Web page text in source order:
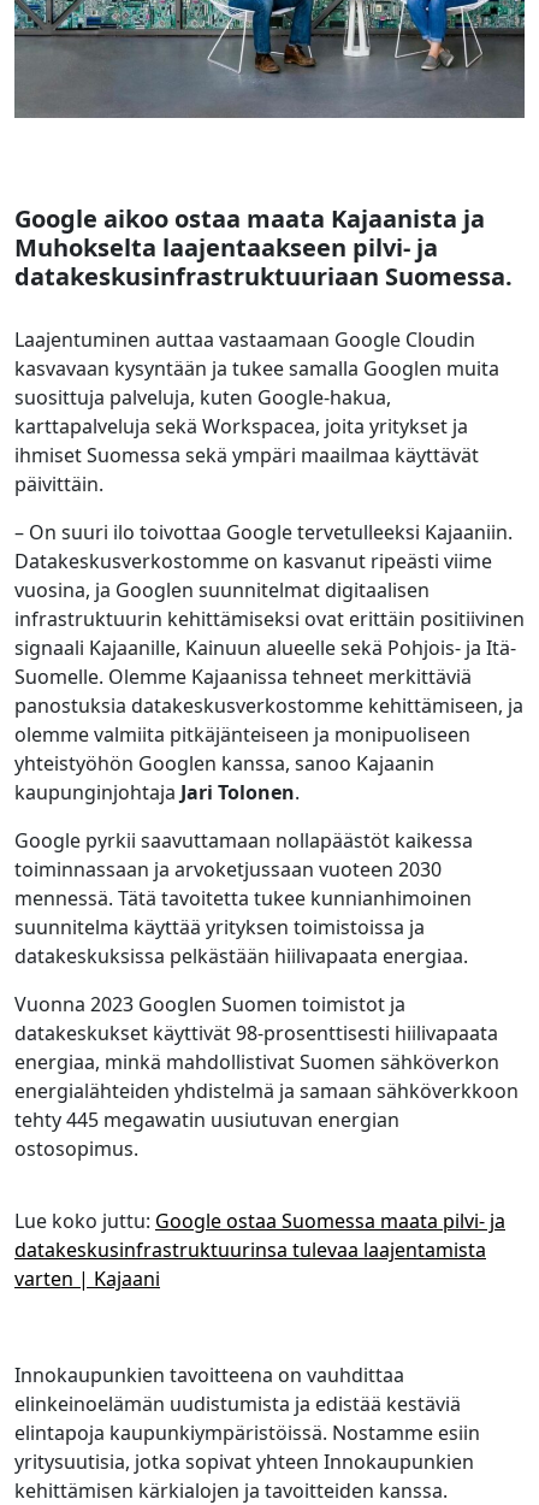
Google aikoo ostaa maata Kajaanista ja
Muhokselta laajentaakseen pilvi- ja
datakeskusinfrastruktuuriaan Suomessa.
Laajentuminen auttaa vastaamaan Google Cloudin
kasvavaan kysyntään ja tukee samalla Googlen muita
suosittuja palveluja, kuten Google-hakua,
karttapalveluja sekä Workspacea, joita yritykset ja
ihmiset Suomessa sekä ympäri maailmaa käyttävät
päivittäin.
– On suuri ilo toivottaa Google tervetulleeksi Kajaaniin.
Datakeskusverkostomme on kasvanut ripeästi viime
vuosina, ja Googlen suunnitelmat digitaalisen
infrastruktuurin kehittämiseksi ovat erittäin positiivinen
signaali Kajaanille, Kainuun alueelle sekä Pohjois- ja Itä-
Suomelle. Olemme Kajaanissa tehneet merkittäviä
panostuksia datakeskusverkostomme kehittämiseen, ja
olemme valmiita pitkäjänteiseen ja monipuoliseen
yhteistyöhön Googlen kanssa, sanoo Kajaanin
kaupunginjohtaja Jari Tolonen.
Google pyrkii saavuttamaan nollapäästöt kaikessa
toiminnassaan ja arvoketjussaan vuoteen 2030
mennessä. Tätä tavoitetta tukee kunnianhimoinen
suunnitelma käyttää yrityksen toimistoissa ja
datakeskuksissa pelkästään hiilivapaata energiaa.
Vuonna 2023 Googlen Suomen toimistot ja
datakeskukset käyttivät 98-prosenttisesti hiilivapaata
energiaa, minkä mahdollistivat Suomen sähköverkon
energialähteiden yhdistelmä ja samaan sähköverkkoon
tehty 445 megawatin uusiutuvan energian
ostosopimus.
Lue koko juttu: Google ostaa Suomessa maata pilvi- ja
datakeskusinfrastruktuurinsa tulevaa laajentamista
varten | Kajaani
Innokaupunkien tavoitteena on vauhdittaa
elinkeinoelämän uudistumista ja edistää kestäviä
elintapoja kaupunkiympäristöissä. Nostamme esiin
yritysuutisia, jotka sopivat yhteen Innokaupunkien
kehittämisen kärkialojen ja tavoitteiden kanssa.